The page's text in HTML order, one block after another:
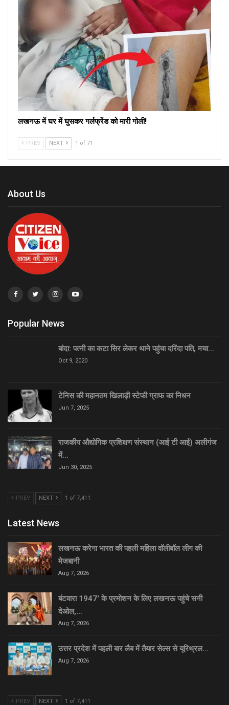
लखनऊ में घर में घुसकर गर्लफ्रेंड को मारी गोली!
PREV NEXT 1 of 71
About Us
Popular News
बांदा: पत्नी का कटा सिर लेकर थाने पहुंचा दरिंदा पति, मचा…
Oct 9, 2020
टेनिस की महानतम खिलाड़ी स्टेफी ग्राफ का निधन
Jun 7, 2025
राजकीय औद्योगिक प्रशिक्षण संस्थान (आई टी आई) अलीगंज
में…
Jun 30, 2025
PREV NEXT 1 of 7,411
Latest News
लखनऊ करेगा भारत की पहली महिला वॉलीबॉल लीग की
मेजबानी
Aug 7, 2026
बंटवारा 1947′ के प्रमोशन के लिए लखनऊ पहुंचे सनी
देओल,…
Aug 7, 2026
उत्तर प्रदेश में पहली बार लैब में तैयार सेल्स से यूरिथ्रल…
Aug 7, 2026
PREV NEXT 1 of 7,411